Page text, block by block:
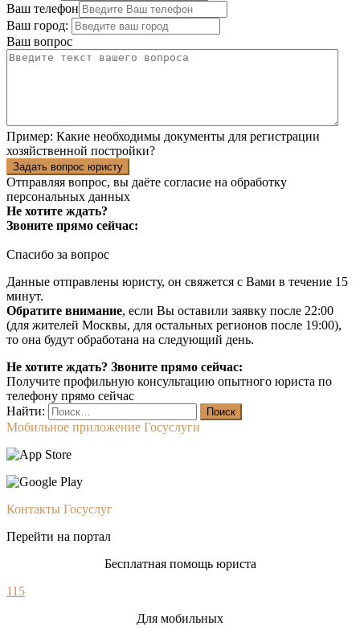
Ваш телефон
Ваш город:
Ваш вопрос
Пример: Какие необходимы документы для регистрации
хозяйственной постройки?
Задать вопрос юристу
Отправляя вопрос, вы даёте согласие на обработку
персональных данных
Не хотите ждать?
Звоните прямо сейчас:
Спасибо за вопрос
Данные отправлены юристу, он свяжется с Вами в течение 15
минут.
Обратите внимание, если Вы оставили заявку после 22:00
(для жителей Москвы, для остальных регионов после 19:00),
то она будут обработана на следующий день.
Не хотите ждать? Звоните прямо сейчас:
Получите профильную консультацию опытного юриста по
телефону прямо сейчас
Найти:
Мобильное приложение Госуслуги
Контакты Госуслуг
Перейти на портал
Бесплатная помощь юриста
115
Для мобильных